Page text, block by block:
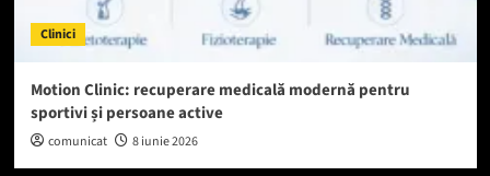
Clinici
Motion Clinic: recuperare medicală modernă pentru
sportivi și persoane active
comunicat 8 iunie 2026